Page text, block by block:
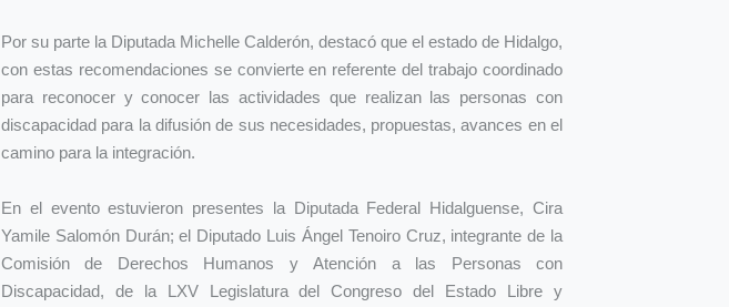
Por su parte la Diputada Michelle Calderón, destacó que el estado de Hidalgo,
con estas recomendaciones se convierte en referente del trabajo coordinado
para reconocer y conocer las actividades que realizan las personas con
discapacidad para la difusión de sus necesidades, propuestas, avances en el
camino para la integración.
En el evento estuvieron presentes la Diputada Federal Hidalguense, Cira
Yamile Salomón Durán; el Diputado Luis Ángel Tenoiro Cruz, integrante de la
Comisión de Derechos Humanos y Atención a las Personas con
Discapacidad, de la LXV Legislatura del Congreso del Estado Libre y